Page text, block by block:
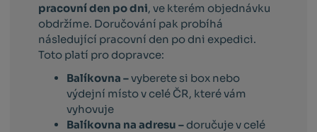
pracovní den po dni, ve kterém objednávku
obdržíme. Doručování pak probíhá
následující pracovní den po dni expedici.
Toto platí pro dopravce:
Balíkovna –vyberete si box nebo
výdejní místo v celé ČR, které vám
vyhovuje
Balíkovna na adresu – doručuje v celé